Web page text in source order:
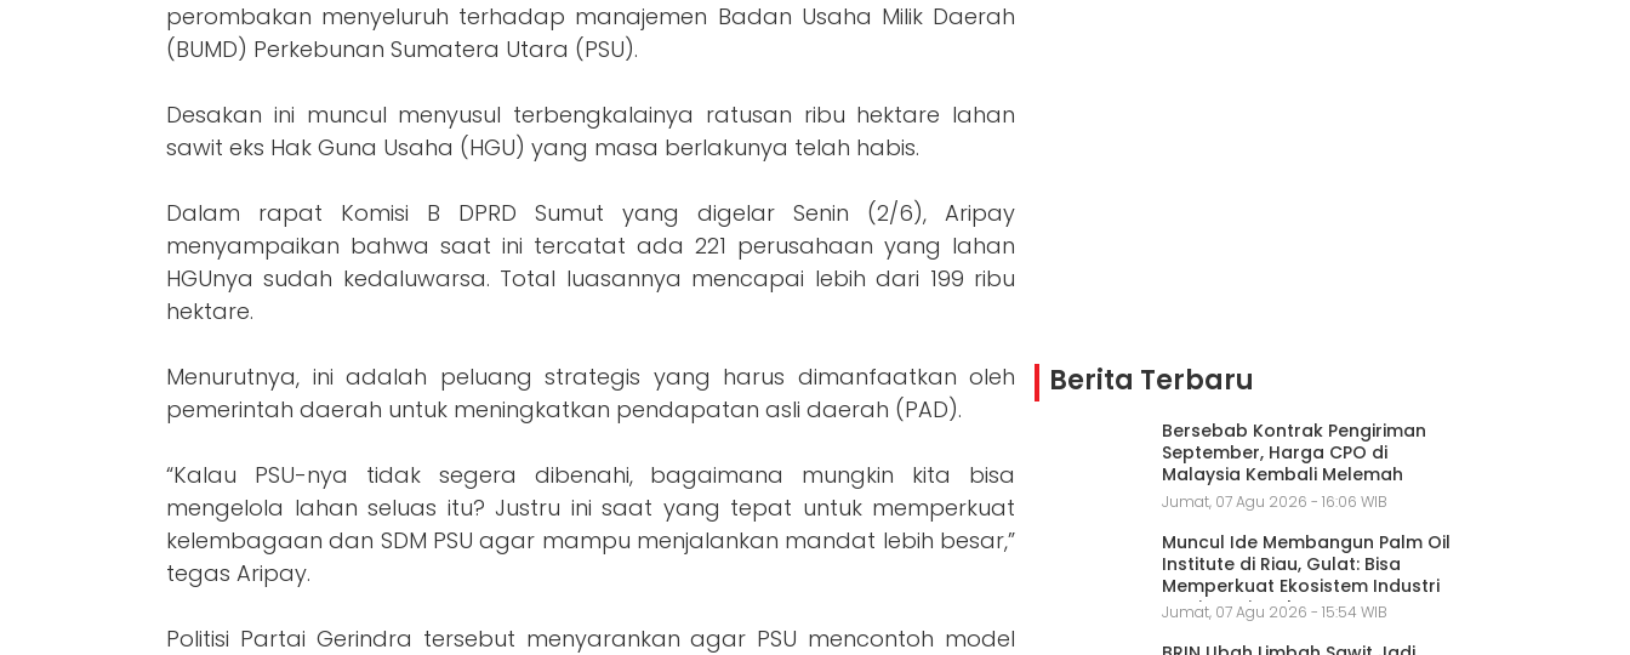
perombakan menyeluruh terhadap manajemen Badan Usaha Milik Daerah
(BUMD) Perkebunan Sumatera Utara (PSU).
Desakan ini muncul menyusul terbengkalainya ratusan ribu hektare lahan
sawit eks Hak Guna Usaha (HGU) yang masa berlakunya telah habis.
Dalam rapat Komisi B DPRD Sumut yang digelar Senin (2/6), Aripay
menyampaikan bahwa saat ini tercatat ada 221 perusahaan yang lahan
HGUnya sudah kedaluwarsa. Total luasannya mencapai lebih dari 199 ribu
hektare.
Menurutnya, ini adalah peluang strategis yang harus dimanfaatkan oleh
pemerintah daerah untuk meningkatkan pendapatan asli daerah (PAD).
“Kalau PSU-nya tidak segera dibenahi, bagaimana mungkin kita bisa
mengelola lahan seluas itu? Justru ini saat yang tepat untuk memperkuat
kelembagaan dan SDM PSU agar mampu menjalankan mandat lebih besar,”
tegas Aripay.
Politisi Partai Gerindra tersebut menyarankan agar PSU mencontoh model
Berita Terbaru
Bersebab Kontrak Pengiriman
September, Harga CPO di
Malaysia Kembali Melemah
Jumat, 07 Agu 2026 - 16:06 WIB
Muncul Ide Membangun Palm Oil
Institute di Riau, Gulat: Bisa
Memperkuat Ekosistem Industri
Sawit Nasional
Jumat, 07 Agu 2026 - 15:54 WIB